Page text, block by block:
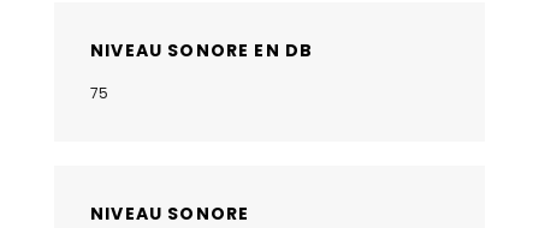
NIVEAU SONORE EN DB
75
NIVEAU SONORE